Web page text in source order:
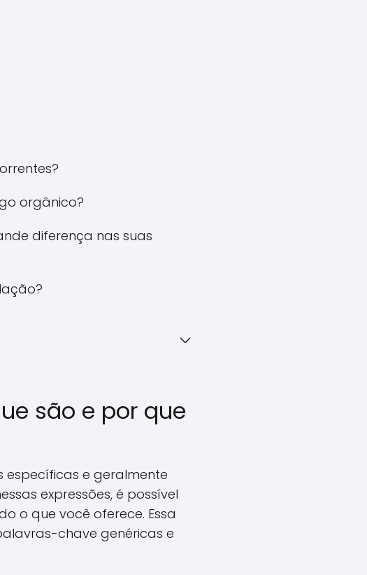
orgânico?
diferença nas suas
são e por que
específicas e geralmente
expressões, é possível
o que você oferece. Essa
chave genéricas e